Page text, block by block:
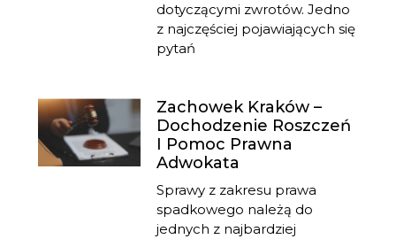
dotyczącymi zwrotów. Jedno
z najczęściej pojawiających się
pytań
Zachowek Kraków –
Dochodzenie Roszczeń
I Pomoc Prawna
Adwokata
Sprawy z zakresu prawa
spadkowego należą do
jednych z najbardziej